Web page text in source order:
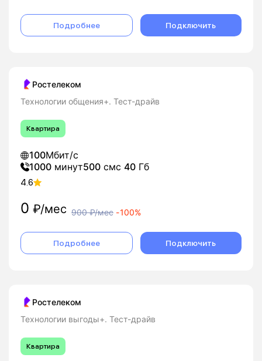
Подробнее Подключить
Ростелеком
Технологии общения+. Тест-драйв
Квартира
100Мбит/с
1000 минут500 смс 40 Гб
4.6
0 ₽/мес 900₽/мес -100%
Подробнее Подключить
Ростелеком
Технологии выгоды+. Тест-драйв
Квартира